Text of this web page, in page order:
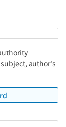
author's